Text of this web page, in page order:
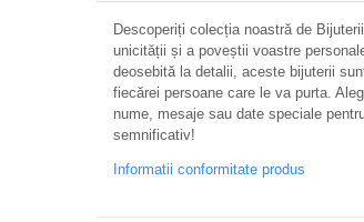
Descoperiți colecția noastră de
unicității și a poveștii voastre
deosebită la detalii, aceste bijuterii
fiecărei persoane care le va purta.
nume, mesaje sau date speciale
semnificativ!
Informatii conformitate produs